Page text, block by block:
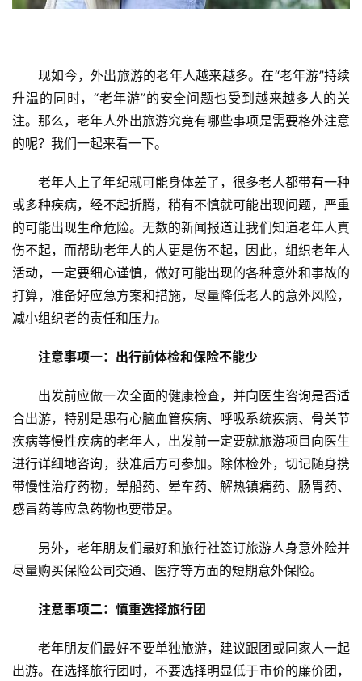
现如今，外出旅游的老年人越来越多。在“老年游”持续
升温的同时，“老年游”的安全问题也受到越来越多人的关
注。那么，老年人外出旅游究竟有哪些事项是需要格外注意
的呢？我们一起来看一下。
老年人上了年纪就可能身体差了，很多老人都带有一种
或多种疾病，经不起折腾，稍有不慎就可能出现问题，严重
的可能出现生命危险。无数的新闻报道让我们知道老年人真
伤不起，而帮助老年人的人更是伤不起，因此，组织老年人
活动，一定要细心谨慎，做好可能出现的各种意外和事故的
打算，准备好应急方案和措施，尽量降低老人的意外风险，
减小组织者的责任和压力。
注意事项一：出行前体检和保险不能少
出发前应做一次全面的健康检查，并向医生咨询是否适
合出游，特别是患有心脑血管疾病、呼吸系统疾病、骨关节
疾病等慢性疾病的老年人，出发前一定要就旅游项目向医生
进行详细地咨询，获准后方可参加。除体检外，切记随身携
带慢性治疗药物，晕船药、晕车药、解热镇痛药、肠胃药、
感冒药等应急药物也要带足。
另外，老年朋友们最好和旅行社签订旅游人身意外险并
尽量购买保险公司交通、医疗等方面的短期意外保险。
注意事项二：慎重选择旅行团
老年朋友们最好不要单独旅游，建议跟团或同家人一起
出游。在选择旅行团时，不要选择明显低于市价的廉价团，